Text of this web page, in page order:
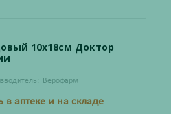
10х18см Доктор
Верофарм
в аптеке и на складе